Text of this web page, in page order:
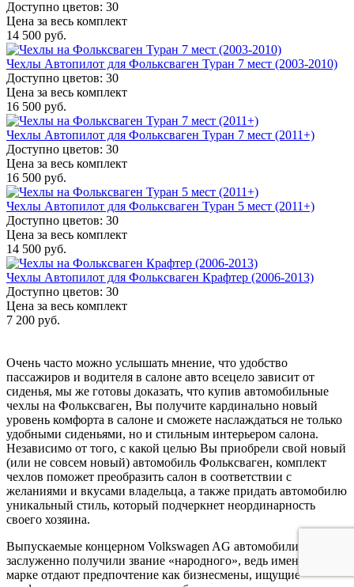
Доступно цветов: 30
Цена за весь комплект
14 500 руб.
Чехлы Автопилот для Фольксваген Туран 7 мест (2003-2010)
Доступно цветов: 30
Цена за весь комплект
16 500 руб.
Чехлы Автопилот для Фольксваген Туран 7 мест (2011+)
Доступно цветов: 30
Цена за весь комплект
16 500 руб.
Чехлы Автопилот для Фольксваген Туран 5 мест (2011+)
Доступно цветов: 30
Цена за весь комплект
14 500 руб.
Чехлы Автопилот для Фольксваген Крафтер (2006-2013)
Доступно цветов: 30
Цена за весь комплект
7 200 руб.
Очень часто можно услышать мнение, что удобство
пассажиров и водителя в салоне авто всецело зависит от
сиденья, мы же готовы доказать, что купив автомобильные
чехлы на Фольксваген, Вы получите кардинально новый
уровень комфорта в салоне и сможете наслаждаться не только
удобными сиденьями, но и стильным интерьером салона.
Независимо от того, с какой целью Вы приобрели свой новый
(или не совсем новый) автомобиль Фольксваген, комплект
чехлов поможет преобразить салон в соответствии с
желаниями и вкусами владельца, а также придать автомобилю
уникальный стиль, который подчеркнет неординарность
своего хозяина.
Выпускаемые концерном Volkswagen AG автомобили
заслуженно получили звание «народного», ведь именно этой
марке отдают предпочтение как бизнесмены, ищущие